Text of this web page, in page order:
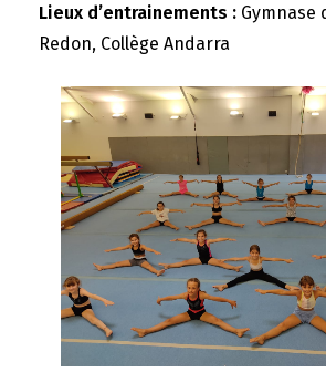
Lieux d’entrainements : Gymnase
Redon, Collège Andarra